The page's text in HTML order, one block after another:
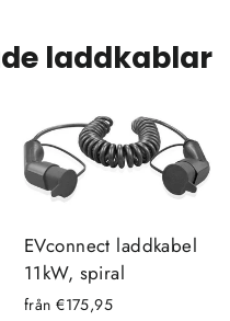
laddkablar
EVconnect laddkabel
11kW, spiral
från €175,95